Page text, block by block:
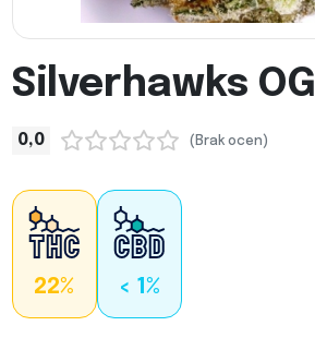
Silverhawks OG
0,0 (Brak ocen)
22% < 1%